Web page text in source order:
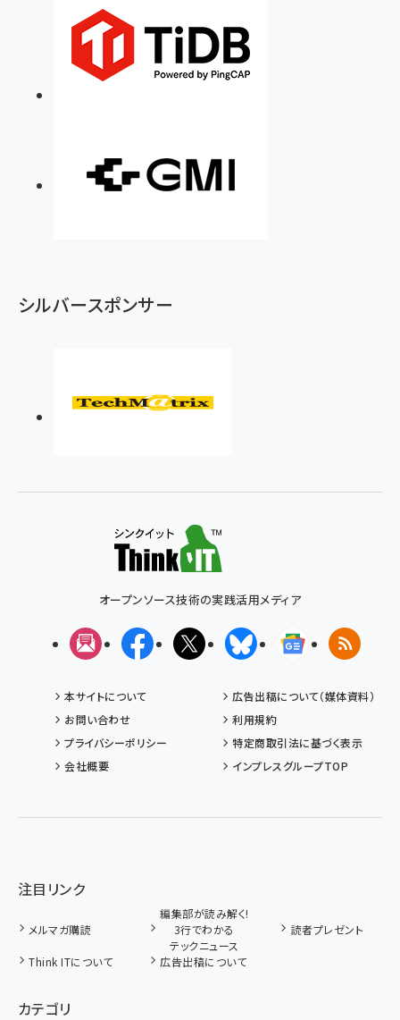
シルバースポンサー
オープンソース技術の実践活用メディア
メルマガFacebookX(エックス)BlueskyGoogleニュ
RSS
本サイトについて
広告出稿について（媒体資料）
お問い合わせ
利用規約
プライバシーポリシー
特定商取引法に基づく表示
会社概要
インプレスグループTOP
注目リンク
メルマガ購読
編集部が読み解く!
3行でわかる
テックニュース
読者プレゼント
Think ITについて 広告出稿について
カテゴリ